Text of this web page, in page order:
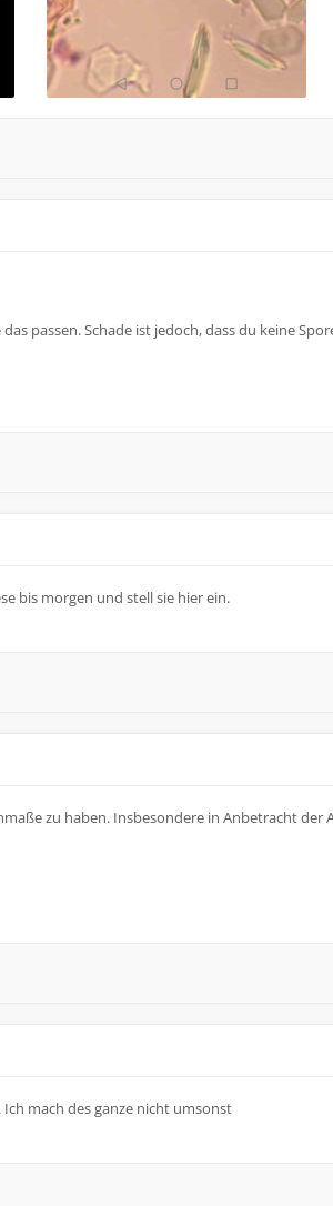
passen. Schade ist jedoch, dass du keine
bis morgen und stell sie hier ein.
zu haben. Insbesondere in Anbetracht
mach des ganze nicht umsonst